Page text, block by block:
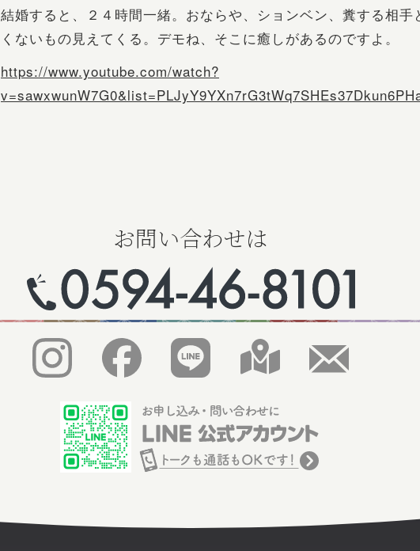
結婚すると、２４時間一緒。おならや、ションベン、糞する相
くないもの見えてくる。デモね、そこに癒しがあるのですよ。
https://www.youtube.com/watch?
お問い合わせは